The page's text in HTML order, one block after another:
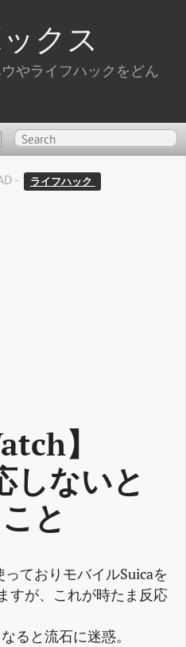
クス
やライフハックをどん
- ライフハック
】
しないと
と
ておりモバイルSuicaを
すが、これが時たま反応
ると流石に迷惑。